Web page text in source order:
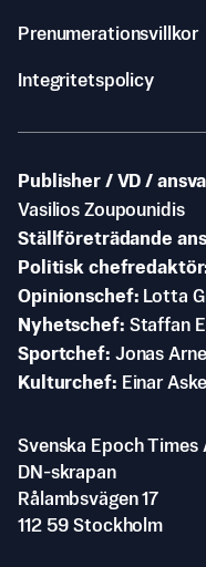
Prenumerationsvillkor
Integritetspolicy
Publisher / VD /
Vasilios Zoupounidis
Ställföreträdande
Politisk chefredaktör
Opinionschef
Lotta
Nyhetschef Staffan
Sportchef Jonas
Kulturchef
Einar
Svenska Epoch Times
DN-skrapan
Rålambsvägen 17
112 59 Stockholm